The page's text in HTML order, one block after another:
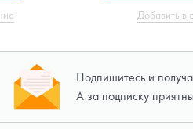
Добавить в
Подпишитесь и
А за подписку